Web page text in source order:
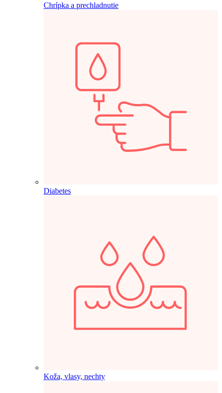
Chrípka a prechladnutie
Diabetes
Koža, vlasy, nechty